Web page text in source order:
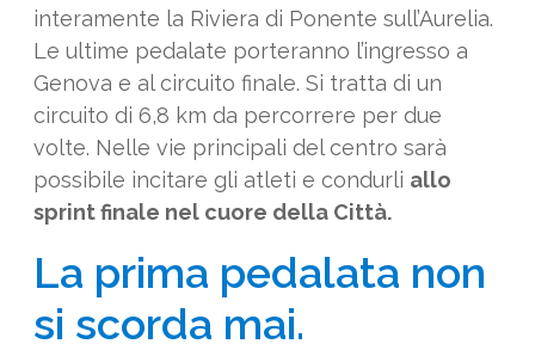
interamente la Riviera di Ponente sull’Aurelia.
Le ultime pedalate porteranno l’ingresso a
Genova e al circuito finale. Si tratta di un
circuito di 6,8 km da percorrere per due
volte. Nelle vie principali del centro sarà
possibile incitare gli atleti e condurli allo
sprint finale nel cuore della Città.
La prima pedalata non
si scorda mai.